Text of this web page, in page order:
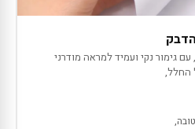
גימור נקי ועמיד למראה מודרני
החלל,